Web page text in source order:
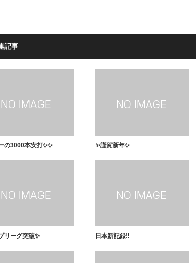
記事
の3000本安打✨✨ ✨謹賀新年✨
リーグ突破✨ 日本新記録‼️